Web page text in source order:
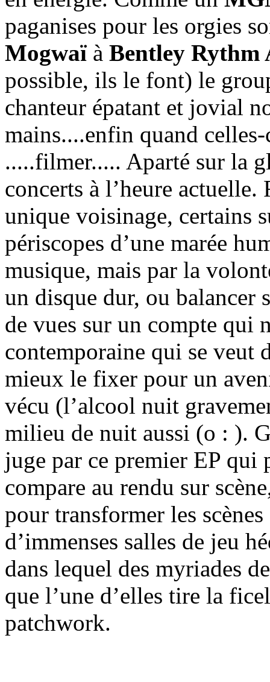
paganises pour les orgies
Mogwaï à Bentley Rythm
possible, ils le font) le
chanteur épatant et jovial
mains....enfin quand
.....filmer..... Aparté sur la
concerts à l’heure
unique voisinage, certains
périscopes d’une marée
musique, mais par la
un disque dur, ou balancer
de vues sur un compte qui
contemporaine qui se veut
mieux le fixer pour un
vécu (l’alcool nuit
milieu de nuit aussi (o : ).
juge par ce premier EP
compare au rendu sur
pour transformer les
d’immenses salles de jeu
dans lequel des myriades
que l’une d’elles tire la
patchwork.